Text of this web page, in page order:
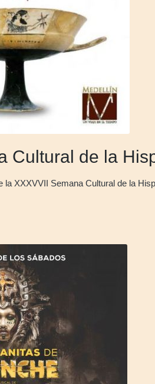
Cultural de la
la XXXVVII Semana Cultural de la